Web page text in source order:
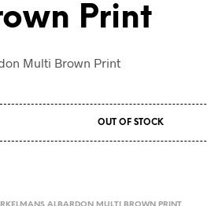
Print
Multi Brown Print
OUT OF STOCK